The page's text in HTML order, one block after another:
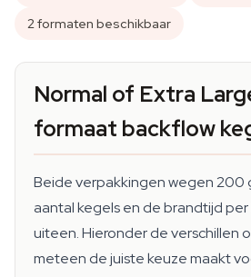
2 formaten beschikbaar
Normal of Extra
formaat backflow
Beide verpakkingen wegen 200
aantal kegels en de brandtijd
uiteen. Hieronder de verschillen
meteen de juiste keuze maakt